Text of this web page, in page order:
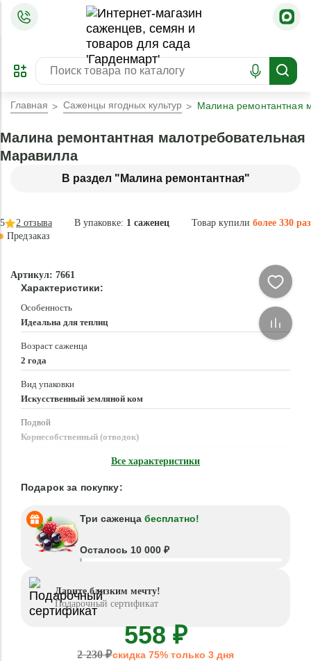
ПРЕДЗАКАЗ
ЗАБРОНИРОВАТЬ
ЛУЧШЕЕ
Главная Саженцы ягодных культур Малина ремонтантная
В раздел "Малина ремонтантная"
Малина ремонтантная малотребовательная
Маравилла
В упаковке: 1 саженец Товар купили более 330 раз
5 2 отзыва
Предзаказ
Артикул: 7661
Характеристики:
Особенность
Идеальна для теплиц
Возраст саженца
2 года
Вид упаковки
Искусственный земляной ком
Подвой
Корнесобственный (отводок)
Все характеристики
Подарок за покупку:
Три саженца бесплатно!
Осталось 10 000 ₽
Дарите близким мечту!
Подарочный сертификат
558 ₽
2 230 ₽скидка 75% только 3 дня